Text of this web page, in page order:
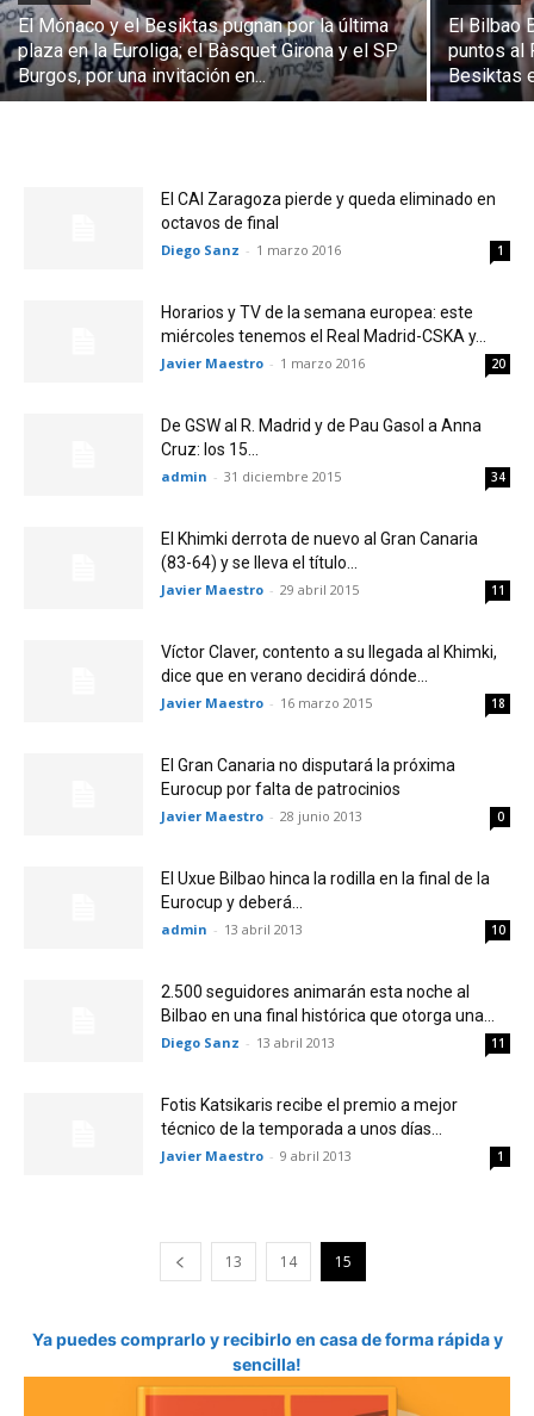
El Mónaco y el Besiktas pugnan por la última
plaza en la Euroliga; el Bàsquet Girona y el SP
Burgos, por una invitación en...
El Bilbao
puntos al
Besiktas
El CAI Zaragoza pierde y queda eliminado en
octavos de final
Diego Sanz - 1 marzo 2016 1
Horarios y TV de la semana europea: este
miércoles tenemos el Real Madrid-CSKA y...
Javier Maestro - 1 marzo 2016 20
De GSW al R. Madrid y de Pau Gasol a Anna
Cruz: los 15...
admin - 31 diciembre 2015 34
El Khimki derrota de nuevo al Gran Canaria
(83-64) y se lleva el título...
Javier Maestro - 29 abril 2015 11
Víctor Claver, contento a su llegada al Khimki,
dice que en verano decidirá dónde...
Javier Maestro - 16 marzo 2015 18
El Gran Canaria no disputará la próxima
Eurocup por falta de patrocinios
Javier Maestro - 28 junio 2013 0
El Uxue Bilbao hinca la rodilla en la final de la
Eurocup y deberá...
admin - 13 abril 2013 10
2.500 seguidores animarán esta noche al
Bilbao en una final histórica que otorga una...
Diego Sanz - 13 abril 2013 11
Fotis Katsikaris recibe el premio a mejor
técnico de la temporada a unos días...
Javier Maestro - 9 abril 2013 1
13 14 15
Ya puedes comprarlo y recibirlo en casa de forma rápida y
sencilla!